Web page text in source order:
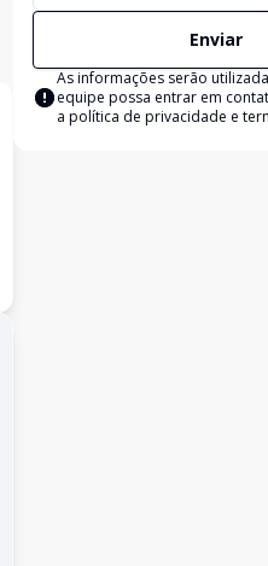
Enviar
As informações serão
equipe possa entrar em
a política de privacidade e